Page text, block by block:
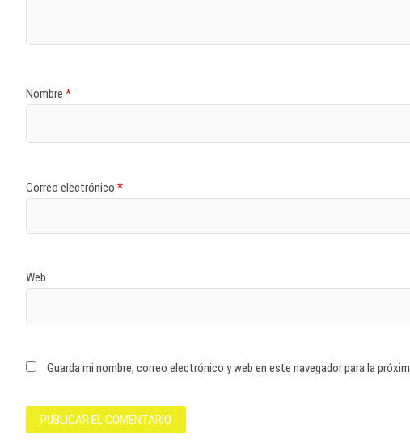
Nombre *
Correo electrónico *
Web
Guarda mi nombre, correo electrónico y web en este navegador para la